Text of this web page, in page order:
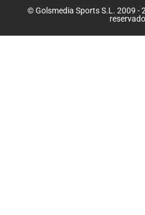
© Golsmedia Sports S.L. 2009 -